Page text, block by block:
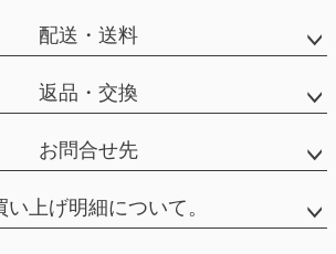
配送・送料
返品・交換
お問合せ先
い上げ明細について。